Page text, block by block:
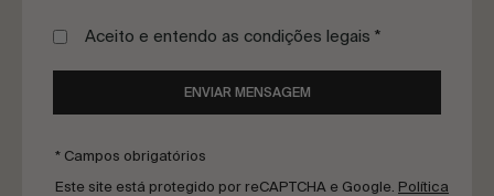
Aceito e entendo as condições legais *
ENVIAR MENSAGEM
* Campos obrigatórios
Este site está protegido por reCAPTCHA e Google. Política